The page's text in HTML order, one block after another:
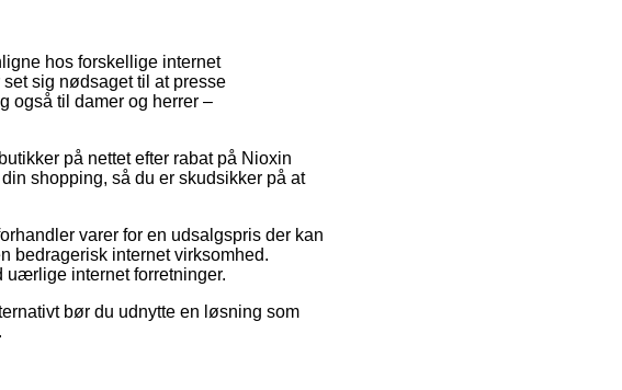
hos forskellige internet
sig nødsaget til at presse
også til damer og herrer –
på nettet efter rabat på Nioxin
shopping, så du er skudsikker på at
varer for en udsalgspris der kan
bedragerisk internet virksomhed.
uærlige internet forretninger.
bør du udnytte en løsning som